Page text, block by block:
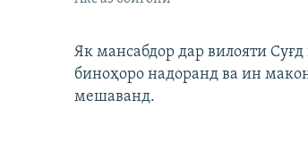
Як мансабдор дар вилояти
биноҳоро надоранд ва ин
мешаванд.